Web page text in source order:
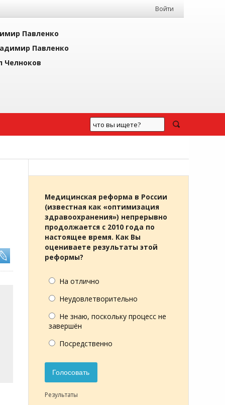
Войти
Павленко
Павленко
Челноков
Медицинская реформа в России
(известная как «оптимизация
здравоохранения») непрерывно
продолжается с 2010 года по
настоящее время. Как Вы
оцениваете результаты этой
реформы?
На отлично
Неудовлетворительно
Не знаю, поскольку процесс не
завершён
Посредственно
Голосовать
Результаты